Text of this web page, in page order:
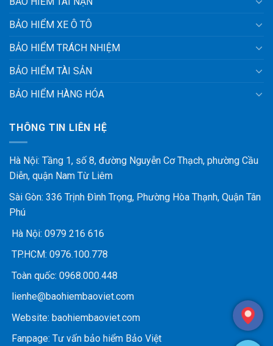
BẢO HIỂM XE Ô TÔ
BẢO HIỂM TRÁCH NHIỆM
BẢO HIỂM TÀI SẢN
BẢO HIỂM HÀNG HÓA
THÔNG TIN LIÊN HỆ
Hà Nội: Tầng 1, số 8, đường Nguyễn Cơ Thạch, phường Cầu
Diễn, quận Nam Từ Liêm
Sài Gòn: 336 Trịnh Đình Trọng, Phường Hòa Thạnh, Quận Tân
Phú
Hà Nội: 0979 216 616
TP.HCM: 0976.100.778
Toàn quốc: 0968.000.448
lienhe@baohiembaoviet.com
Website: baohiembaoviet.com
Fanpage: Tư vấn bảo hiểm Bảo Việt